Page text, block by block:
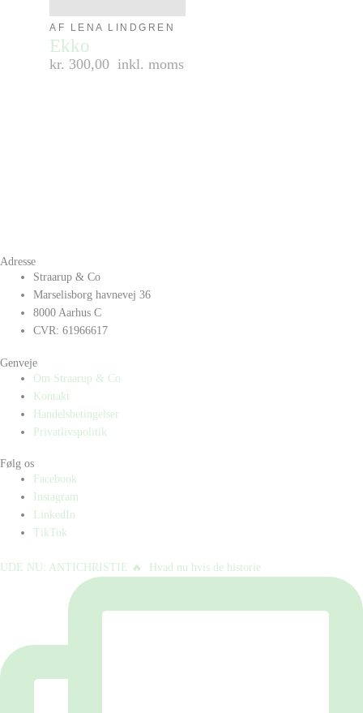
AF LENA LINDGREN
Ekko
kr. 300,00 inkl. moms
Adresse
Straarup & Co
Marselisborg havnevej 36
8000 Aarhus C
CVR: 61966617
Genveje
Om Straarup & Co
Kontakt
Handelsbetingelser
Privatlivspolitik
Følg os
Facebook
Instagram
LinkedIn
TikTok
UDE NU: ANTICHRISTIE 🔥⁠ ⁠ Hvad nu hvis de historie